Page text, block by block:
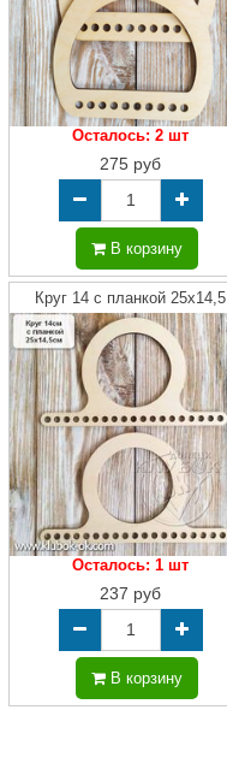
Осталось: 2 шт
275 руб
В корзину
Круг 14 с планкой 25х14,5
Осталось: 1 шт
237 руб
В корзину